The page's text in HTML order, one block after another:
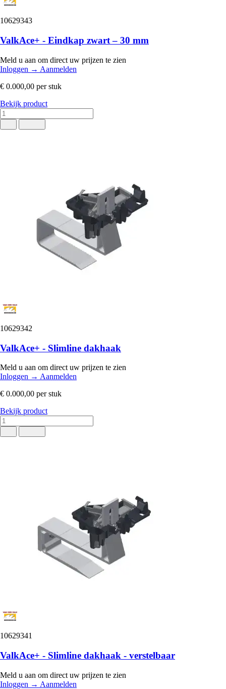
10629343
ValkAce+ - Eindkap zwart – 30 mm
Meld u aan om direct uw prijzen te zien
Inloggen → Aanmelden
€ 0.000,00 per stuk
Bekijk product
10629342
ValkAce+ - Slimline dakhaak
Meld u aan om direct uw prijzen te zien
Inloggen → Aanmelden
€ 0.000,00 per stuk
Bekijk product
10629341
ValkAce+ - Slimline dakhaak - verstelbaar
Meld u aan om direct uw prijzen te zien
Inloggen → Aanmelden